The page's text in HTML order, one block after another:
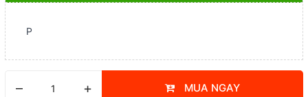
P
– + MUA NGAY